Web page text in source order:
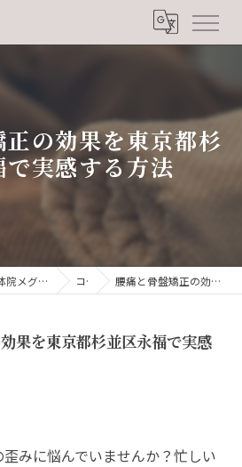
の効果を東京都杉
実感する方法
浜田山の整体なら「整体院メグシス」肩こり・腰痛・自律神経の悩みを睡眠から改善 コラム 腰痛と骨盤矯正の効果を東京都杉並区永福で実感する方法
果を東京都杉並区永福で実感
みに悩んでいませんか？忙しい